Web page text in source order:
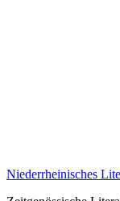
Niederrheinisches